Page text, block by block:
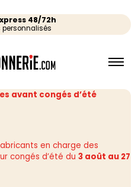
48/72h
personnalisés
avant congés d’été
en charge des
congés d’été du 3 août au 27